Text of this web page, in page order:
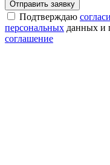
Отправить заявку
Подтверждаю
персональных данных и
соглашение